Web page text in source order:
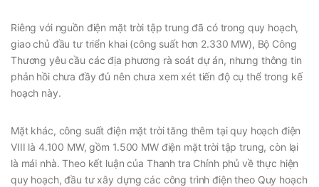
Riêng với nguồn điện mặt trời tập trung đã có trong quy hoạch,
giao chủ đầu tư triển khai (công suất hơn 2.330 MW), Bộ Công
Thương yêu cầu các địa phương rà soát dự án, nhưng thông tin
phản hồi chưa đầy đủ nên chưa xem xét tiến độ cụ thể trong kế
hoạch này.
Mặt khác, công suất điện mặt trời tăng thêm tại quy hoạch điện
VIII là 4.100 MW, gồm 1.500 MW điện mặt trời tập trung, còn lại
là mái nhà. Theo kết luận của Thanh tra Chính phủ về thực hiện
quy hoạch, đầu tư xây dựng các công trình điện theo Quy hoạch